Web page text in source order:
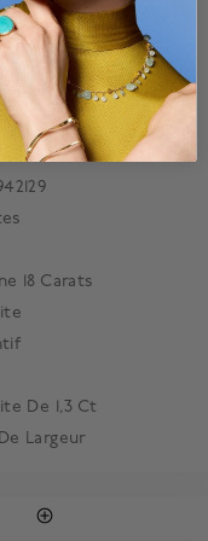
et
van se décline en
: 45 cm.
18 Carats
De 1,3 Ct
Largeur